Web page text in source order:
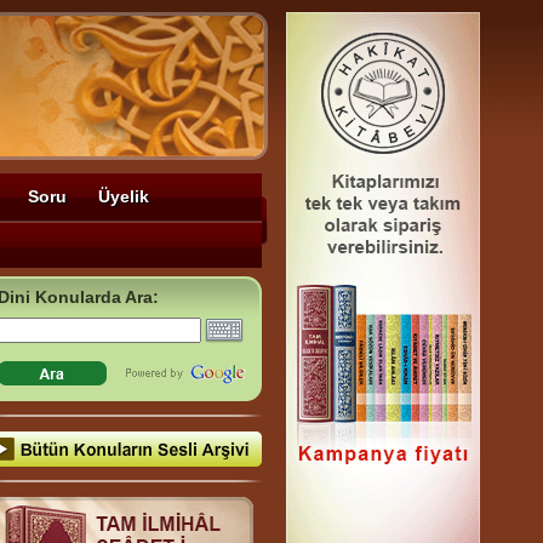
Soru Üyelik
Konularda Ara: